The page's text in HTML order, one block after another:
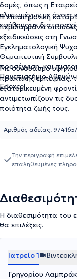
δομές, όπως η
ηλικιωμένων με άνοια
εφήβους με
Η επιστημονική
περιλαμβάνει
εξειδικεύσεις στη
Εγκληματολογική
Θεραπευτική
προσέγγιση, και
Πανεπιστήμιο Αθηνών
Edexcel.
Με συνδυασμό υψηλού
πρακτικής εμπειρίας,
εξατομικευμένη
αντιμετωπίζουν τις
ποιότητα ζωής τους.
Αριθμός αδείας:
Την περιγραφή
επαληθευμένες
Η διαθεσιμότητα του
θα επιλέξεις.
Ιατρείο 1
Γρηγορίου